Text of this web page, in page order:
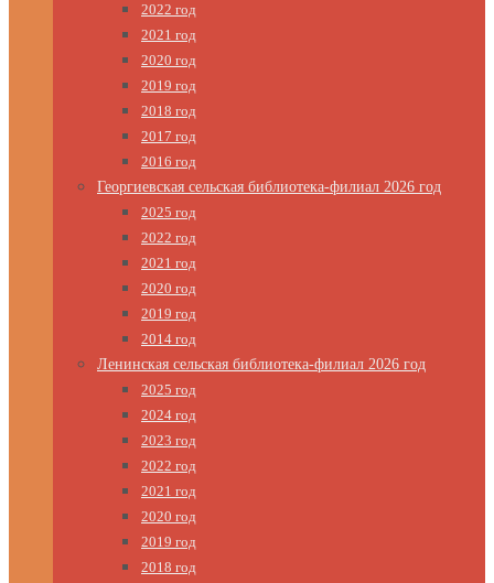
2022 год
2021 год
2020 год
2019 год
2018 год
2017 год
2016 год
Георгиевская сельская библиотека-филиал 2026 год
2025 год
2022 год
2021 год
2020 год
2019 год
2014 год
Ленинская сельская библиотека-филиал 2026 год
2025 год
2024 год
2023 год
2022 год
2021 год
2020 год
2019 год
2018 год